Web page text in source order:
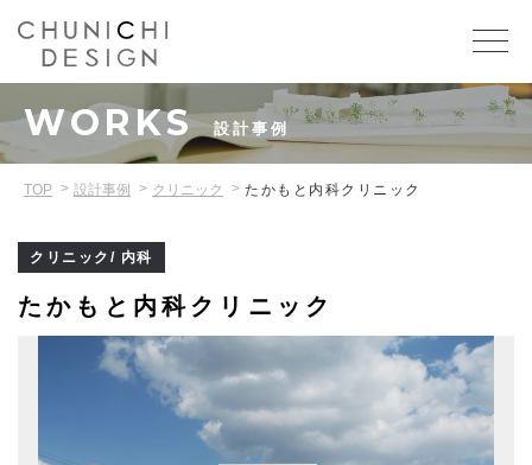
WORKS 設計事例
TOP 設計事例 クリニック たかもと内科クリニック
クリニック/ 内科
たかもと内科クリニック